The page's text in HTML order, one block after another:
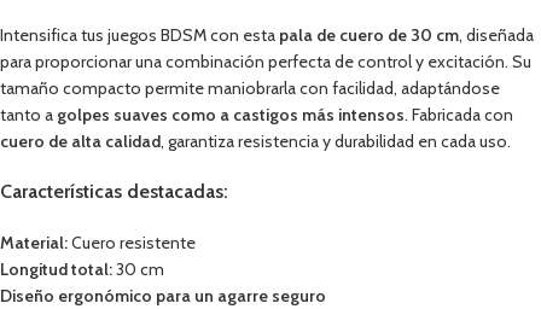
Intensifica tus juegos BDSM con esta pala de cuero de 30 cm, diseñada
para proporcionar una combinación perfecta de control y excitación. Su
tamaño compacto permite maniobrarla con facilidad, adaptándose
tanto a golpes suaves como a castigos más intensos. Fabricada con
cuero de alta calidad, garantiza resistencia y durabilidad en cada uso.
Características destacadas:
Material:Cuero resistente
Longitud total:30 cm
Diseño ergonómico para un agarre seguro